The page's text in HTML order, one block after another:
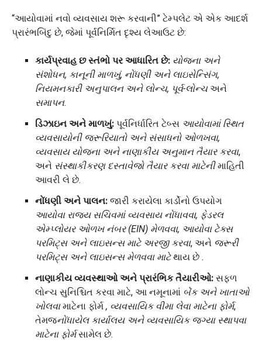
“આયોવામાં નવો વ્યવસાય શરૂ કરવાની” ટેમ્પલેટ એ એક આદર્શ
પ્રારંભબિંદુ છે, જેમાં પૂર્વનિર્મિત દૃશ્ય લેઆઉટ છે:
કાર્યપ્રવાહ છ સ્તંભો પર આધારિત છે: યોજના અને
સંશોધન, કાનૂની માળખું, નોંધણી અને લાઇસેન્સિંગ,
નિયમનકારી અનુપાલન અને લોન્ચ, પૂર્વ-લોન્ચઅને
સમાપન.
ડિઝાઇન અને માળખું: પૂર્વનિર્ધારિત ટેબ્સ આયોવામાં સ્થિત
વ્યવસાયોની જરૂરિયાતો અને સંસાધનો ઓળખવા,
વ્યવસાય યોજના અને નાણાકીય અનુમાન તૈયાર કરવા,
અને સંસ્થાકીકરણ દસ્તાવેજો તૈયાર કરવા માટેનીમાહિતી
આવરી લે છે.
નોંધણી અને પાલન: જારી કરાયેલા કાર્ડોનો ઉપયોગ
આયોવા રાજ્ય સચિવમાં વ્યવસાય નોંધાવવા, ફેડરલ
એમ્પ્લોયર ઓળખ નંબર (EIN) મેળવવા, આયોવા ટેક્સ
પરમિટ્સ અને લાઇસન્સ માટે અરજી કરવા, અને જરૂરી
પરમિટ્સ અને લાઇસન્સ મેળવવા માટેથાય છે .
નાણાકીય વ્યવસ્થાઓ અને પ્રારંભિક તૈયારીઓ: સફળ
લોન્ચ સુનિશ્ચિત કરવા માટે, આ નમૂનામાં બેંક અને ખાતાઓ
ખોલવામાટેના ફોર્મ , વ્યવસાયિક વીમા લેવા માટેના ફોર્મ,
તેમજનોંધાયેલ કાર્યાલય અને વ્યવસાયિક જગ્યા સ્થાપવા
માટેના ફોર્મસામેલ છે.